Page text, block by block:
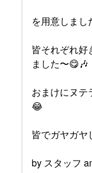
を用意しまし
皆それぞれ好
ました〜😋🎶
おまけにヌテ
😂
皆でガヤガヤ
by スタッフ